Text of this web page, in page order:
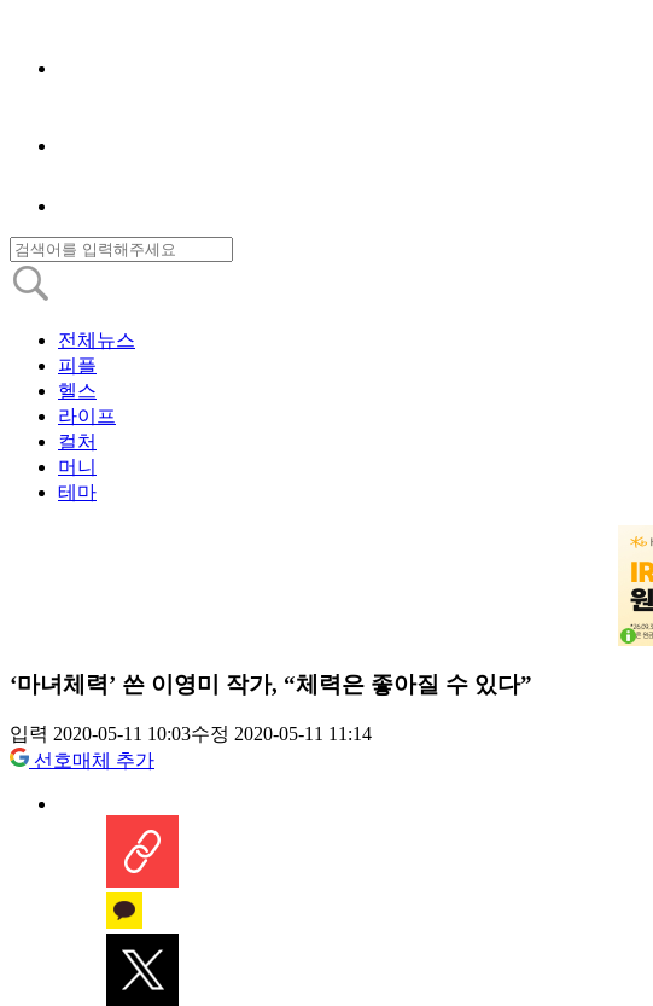
전체뉴스
피플
헬스
라이프
컬처
머니
테마
‘마녀체력’ 쓴 이영미 작가, “체력은 좋아질 수 있다”
입력 2020-05-11 10:03수정 2020-05-11 11:14
선호매체 추가